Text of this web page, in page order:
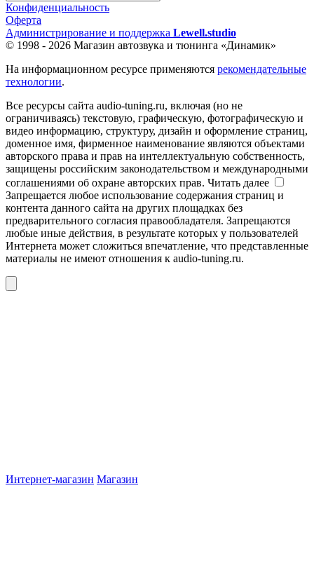
Конфиденциальность
Оферта
Администрирование и поддержка Lewell.studio
© 1998 - 2026 Магазин автозвука и тюнинга «Динамик»
На информационном ресурсе применяются рекомендательные
технологии.
Все ресурсы сайта audio-tuning.ru, включая (но не
ограничиваясь) текстовую, графическую, фотографическую и
видео информацию, структуру, дизайн и оформление страниц,
доменное имя, фирменное наименование являются объектами
авторского права и прав на интеллектуальную собственность,
защищены российским законодательством и международными
соглашениями об охране авторских прав. Читать далее
Запрещается любое использование содержания страниц и
контента данного сайта на других площадках без
предварительного согласия правообладателя. Запрещаются
любые иные действия, в результате которых у пользователей
Интернета может сложиться впечатление, что представленные
материалы не имеют отношения к audio-tuning.ru.
Интернет-магазин Магазин